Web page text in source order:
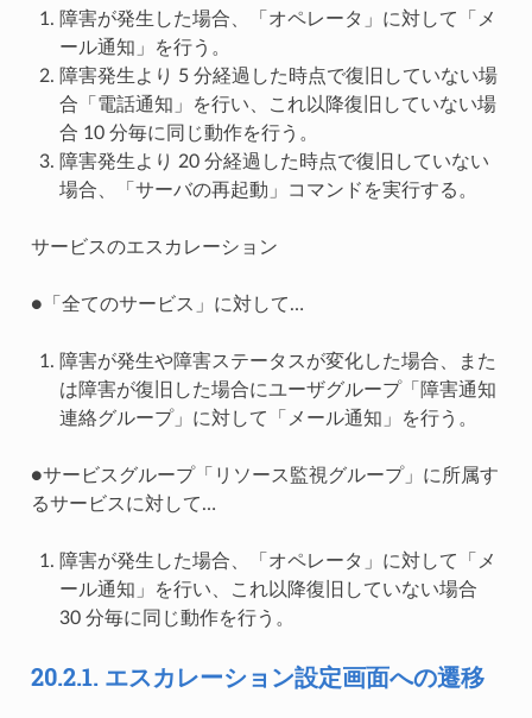
障害が発生した場合、「オペレータ」に対して「メ
ール通知」を行う。
障害発生より 5 分経過した時点で復旧していない場
合「電話通知」を行い、これ以降復旧していない場
合 10 分毎に同じ動作を行う。
障害発生より 20 分経過した時点で復旧していない
場合、「サーバの再起動」コマンドを実行する。
サービスのエスカレーション
●「全てのサービス」に対して…
障害が発生や障害ステータスが変化した場合、また
は障害が復旧した場合にユーザグループ「障害通知
連絡グループ」に対して「メール通知」を行う。
●サービスグループ「リソース監視グループ」に所属す
るサービスに対して…
障害が発生した場合、「オペレータ」に対して「メ
ール通知」を行い、これ以降復旧していない場合
30 分毎に同じ動作を行う。
20.2.1. エスカレーション設定画面への遷移